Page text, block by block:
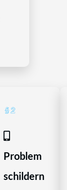
Problem
schildern